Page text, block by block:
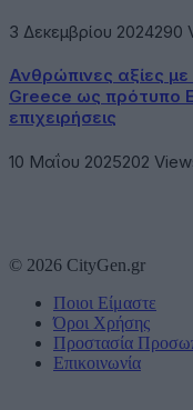
3 Δεκεμβρίου 2024290
Ανθρώπινες αξίες
Greece ως πρότυπο
επιχειρήσεις
10 Μαΐου 2025202
© 2026 CityGen.gr
Ποιοι Είμαστε
Όροι Χρήσης
Προστασία
Επικοινωνία